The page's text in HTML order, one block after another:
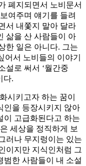
폐지되면서 노비문서
여주며 얘기를 들려
서 내쫓지 말아 달라
삶을 산 사람들이 아
한 일은 아니다. 그는
어서 노비들의 이야기
설로 써서 ‘월간중
다.
시키고자 하는 꿈이
인을 등장시키지 않아
이 고급화된다고 하는
세상을 정직하게 보
러나 무지렁이는 있는
이지만 지식인처럼 그
범한 사람들이 내 소설